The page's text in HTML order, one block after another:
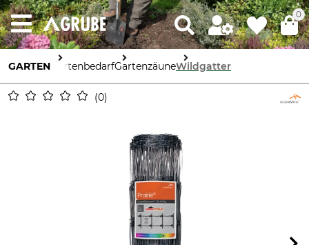
0
GARTEN GartenbedarfGartenzäuneWildgatter
0